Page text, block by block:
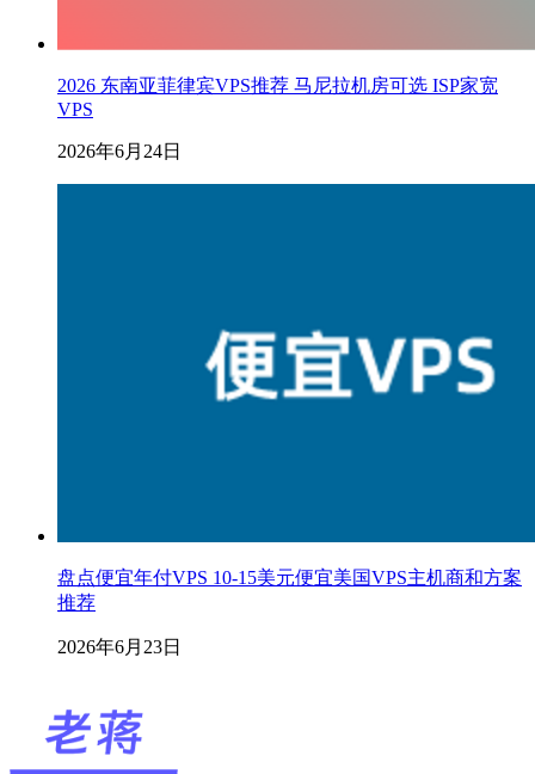
2026 东南亚菲律宾VPS推荐 马尼拉机房可选 ISP家宽
VPS
2026年6月24日
盘点便宜年付VPS 10-15美元便宜美国VPS主机商和方案
推荐
2026年6月23日